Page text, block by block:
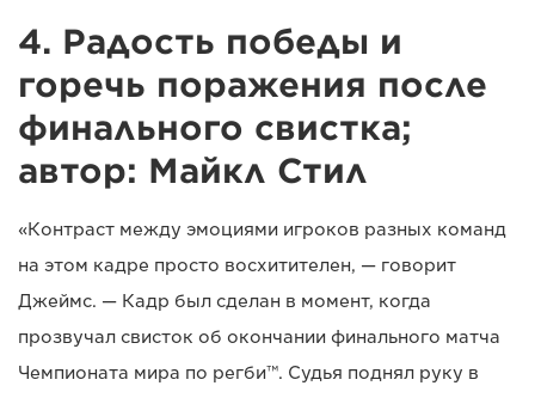
4. Радость победы и
горечь поражения после
финального свистка;
автор: Майкл Стил
«Контраст между эмоциями игроков разных команд
на этом кадре просто восхитителен, — говорит
Джеймс. — Кадр был сделан в момент, когда
прозвучал свисток об окончании финального матча
Чемпионата мира по регби™. Судья поднял руку в